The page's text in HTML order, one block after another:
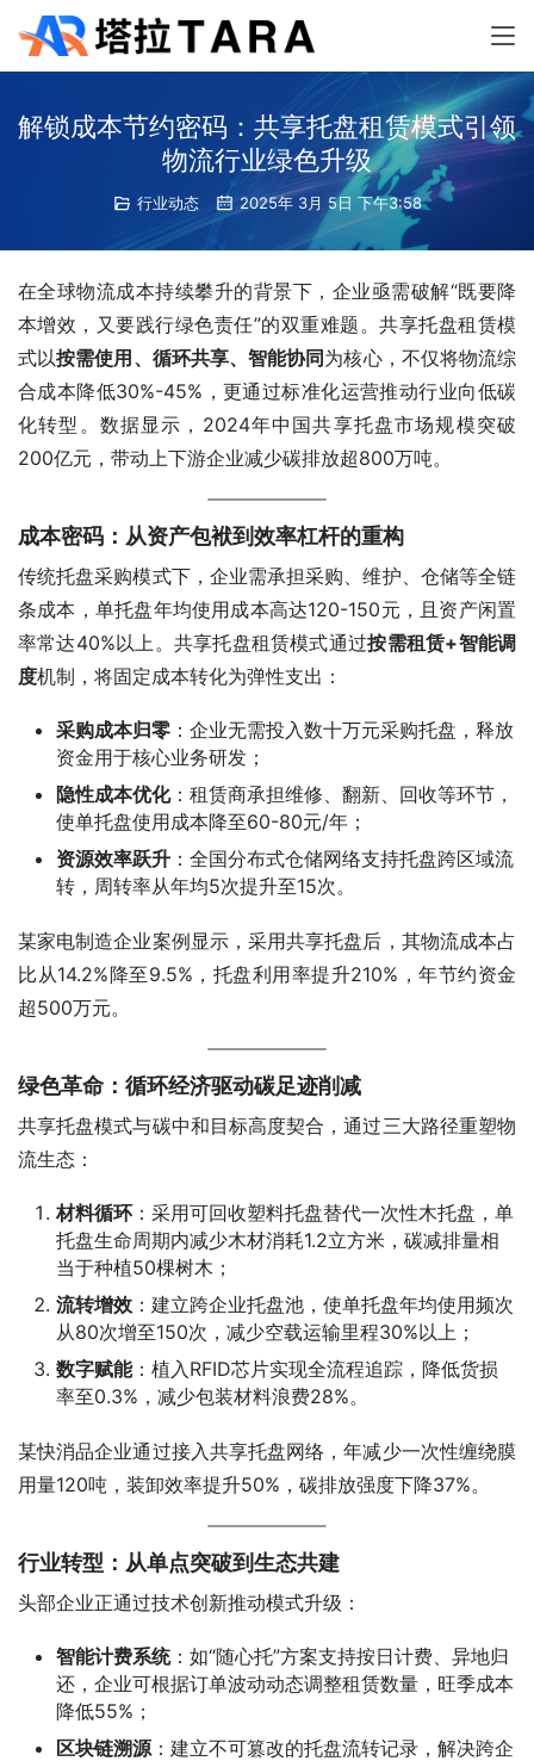
解锁成本节约密码：共享托盘租赁模式引领
物流行业绿色升级
行业动态 2025年 3月 5日 下午3:58
在全球物流成本持续攀升的背景下，企业亟需破解“既要降
本增效，又要践行绿色责任”的双重难题。共享托盘租赁模
式以‌按需使用、循环共享、智能协同‌为核心，不仅将物流综
合成本降低30%-45%‌，更通过标准化运营推动行业向低碳
化转型。数据显示，2024年中国共享托盘市场规模突破
200亿元，带动上下游企业减少碳排放超800万吨‌。
成本密码：从资产包袱到效率杠杆的重构
传统托盘采购模式下，企业需承担采购、维护、仓储等全链
条成本，单托盘年均使用成本高达120-150元，且资产闲置
率常达40%以上‌。共享托盘租赁模式通过‌按需租赁+智能调
度‌机制，将固定成本转化为弹性支出：
采购成本归零 ‌：企业无需投入数十万元采购托盘，释放
资金用于核心业务研发‌；
隐性成本优化‌：租赁商承担维修、翻新、回收等环节，
使单托盘使用成本降至60-80元/年‌；
资源效率跃升 ‌：全国分布式仓储网络支持托盘跨区域流
转，周转率从年均5次提升至15次‌。
某家电制造企业案例显示，采用共享托盘后，其物流成本占
比从14.2%降至9.5%，托盘利用率提升210%，年节约资金
超500万元‌。
绿色革命：循环经济驱动碳足迹削减
共享托盘模式与碳中和目标高度契合，通过三大路径重塑物
流生态：
材料循环‌：采用可回收塑料托盘替代一次性木托盘，单
托盘生命周期内减少木材消耗1.2立方米，碳减排量相
当于种植50棵树木‌；
流转增效 ‌：建立跨企业托盘池，使单托盘年均使用频次
从80次增至150次，减少空载运输里程30%以上‌；
数字赋能‌：植入RFID芯片实现全流程追踪，降低货损
率至0.3%，减少包装材料浪费28%‌。
某快消品企业通过接入共享托盘网络，年减少一次性缠绕膜
用量120吨，装卸效率提升50%，碳排放强度下降37%‌。
行业转型：从单点突破到生态共建
头部企业正通过技术创新推动模式升级：
智能计费系统‌：如“随心托”方案支持按日计费、异地归
还，企业可根据订单波动动态调整租赁数量，旺季成本
降低55%‌；
区块链溯源‌：建立不可篡改的托盘流转记录，解决跨企